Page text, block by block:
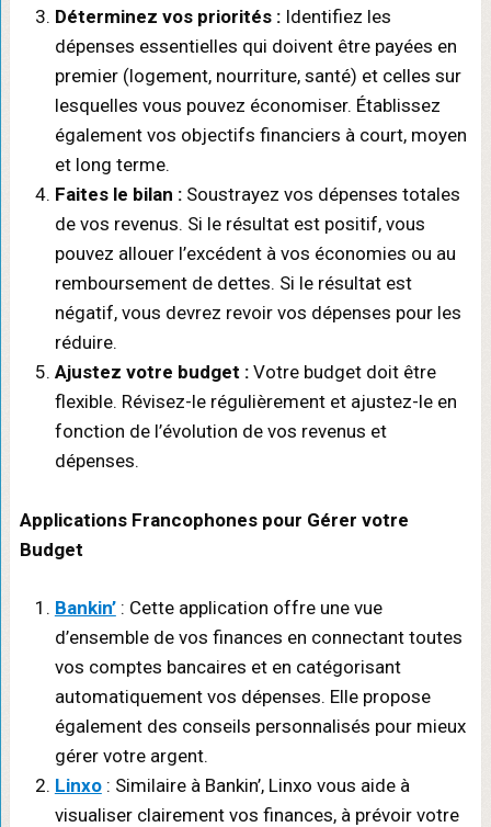
Déterminez vos priorités :Identifiez les
dépenses essentielles qui doivent être payées en
premier (logement, nourriture, santé) et celles sur
lesquelles vous pouvez économiser. Établissez
également vos objectifs financiers à court, moyen
et long terme.
Faites le bilan :Soustrayez vos dépenses totales
de vos revenus. Si le résultat est positif, vous
pouvez allouer l’excédent à vos économies ou au
remboursement de dettes. Si le résultat est
négatif, vous devrez revoir vos dépenses pour les
réduire.
Ajustez votre budget :Votre budget doit être
flexible. Révisez-le régulièrement et ajustez-le en
fonction de l’évolution de vos revenus et
dépenses.
Applications Francophones pour Gérer votre
Budget
Bankin’: Cette application offre une vue
d’ensemble de vos finances en connectant toutes
vos comptes bancaires et en catégorisant
automatiquement vos dépenses. Elle propose
également des conseils personnalisés pour mieux
gérer votre argent.
Linxo: Similaire à Bankin’, Linxo vous aide à
visualiser clairement vos finances, à prévoir votre